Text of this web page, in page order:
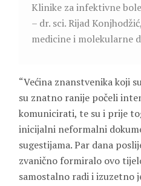
Klinike za infektivne
– dr. sci. Rijad
medicine i molekularne
“Većina znanstvenika koji
su znatno ranije počeli
komunicirati, te su i prije
inicijalni neformalni
sugestijama. Par dana
zvanično formiralo ovo
samostalno radi i izuzetno